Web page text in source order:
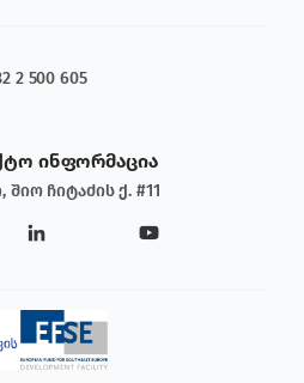
2 500 605
ინფორმაცია
ჩიტაძის ქ. #11